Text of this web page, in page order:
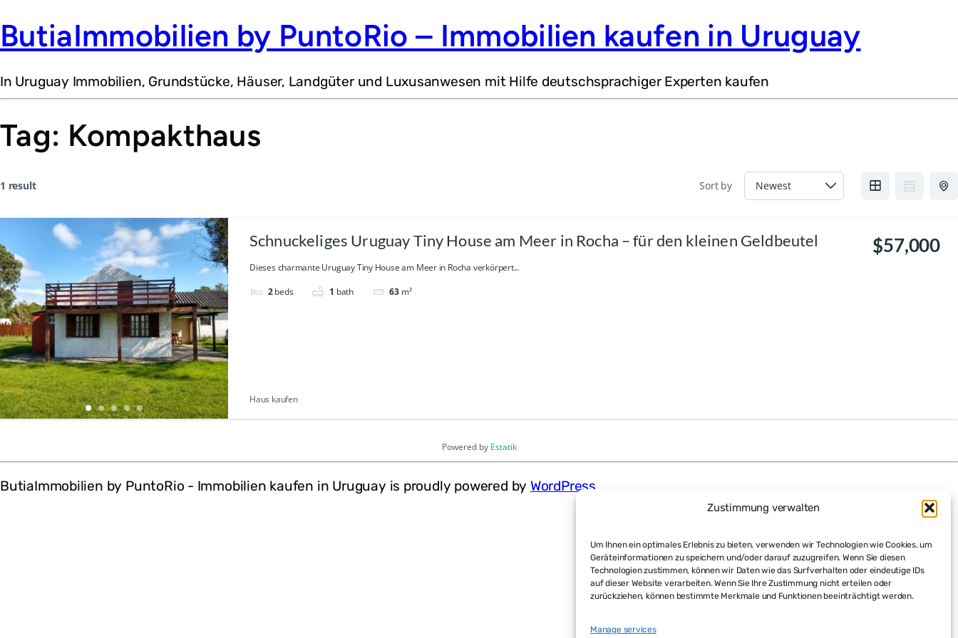
Zustimmung verwalten
Um Ihnen ein optimales Erlebnis zu bieten, verwenden wir Technologien wie Cookies, um
Geräteinformationen zu speichern und/oder darauf zuzugreifen. Wenn Sie diesen
Technologien zustimmen, können wir Daten wie das Surfverhalten oder eindeutige IDs
auf dieser Website verarbeiten. Wenn Sie Ihre Zustimmung nicht erteilen oder
zurückziehen, können bestimmte Merkmale und Funktionen beeinträchtigt werden.
Manage services
ButiaImmobilien by PuntoRio – Immobilien kaufen in Uruguay
In Uruguay Immobilien, Grundstücke, Häuser, Landgüter und Luxusanwesen mit Hilfe deutschsprachiger Experten kaufen
Tag: Kompakthaus
1 result Sort by
Schnuckeliges Uruguay Tiny House am Meer in Rocha – für den kleinen Geldbeutel
Dieses charmante Uruguay Tiny House am Meer in Rocha verkörpert...
2 beds 1 bath 63 m²
$57,000
Haus kaufen
Powered by Estatik
ButiaImmobilien by PuntoRio - Immobilien kaufen in Uruguay is proudly powered by WordPress